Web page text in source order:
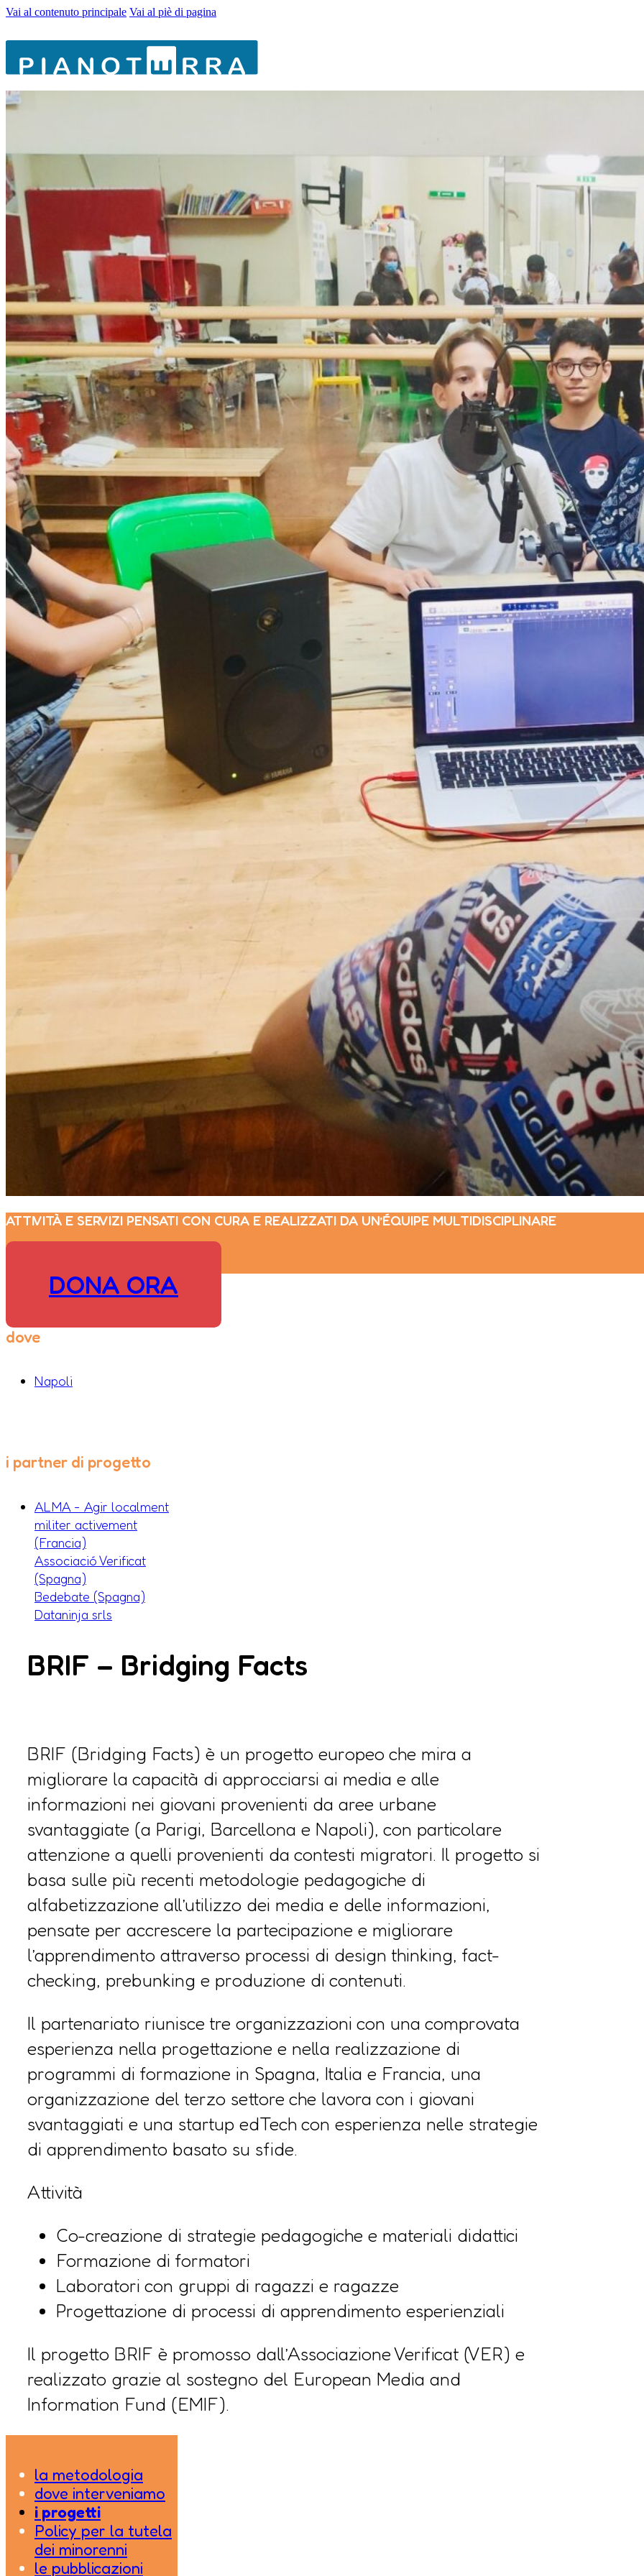
Vai al contenuto principale Vai al piè di pagina
ATTIVITÀ E SERVIZI PENSATI CON CURA E REALIZZATI DA UN’ÉQUIPE MULTIDISCIPLINARE
DONA ORA
dove
Napoli
i partner di progetto
ALMA - Agir localment
militer activement
(Francia)
Associació Verificat
(Spagna)
Bedebate (Spagna)
Dataninja srls
BRIF – Bridging Facts
BRIF (Bridging Facts) è un progetto europeo che mira a
migliorare la capacità di approcciarsi ai media e alle
informazioni nei giovani provenienti da aree urbane
svantaggiate (a Parigi, Barcellona e Napoli), con particolare
attenzione a quelli provenienti da contesti migratori. Il progetto si
basa sulle più recenti metodologie pedagogiche di
alfabetizzazione all’utilizzo dei media e delle informazioni,
pensate per accrescere la partecipazione e migliorare
l’apprendimento attraverso processi di design thinking, fact-
checking, prebunking e produzione di contenuti.
Il partenariato riunisce tre organizzazioni con una comprovata
esperienza nella progettazione e nella realizzazione di
programmi di formazione in Spagna, Italia e Francia, una
organizzazione del terzo settore che lavora con i giovani
svantaggiati e una startup edTech con esperienza nelle strategie
di apprendimento basato su sfide.
Attività
Co-creazione di strategie pedagogiche e materiali didattici
Formazione di formatori
Laboratori con gruppi di ragazzi e ragazze
Progettazione di processi di apprendimento esperienziali
Il progetto BRIF è promosso dall’Associazione Verificat (VER) e
realizzato grazie al sostegno del European Media and
Information Fund (EMIF).
la metodologia
dove interveniamo
i progetti
Policy per la tutela
dei minorenni
le pubblicazioni